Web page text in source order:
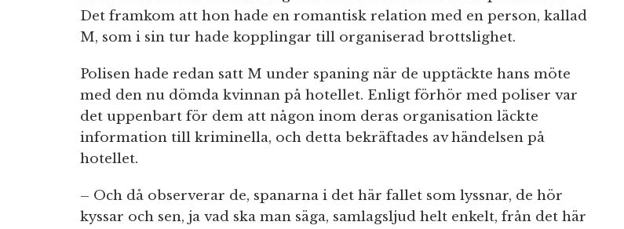
Det framkom att hon hade en romantisk relation med en person, kallad
M, som i sin tur hade kopplingar till organiserad brottslighet.
Polisen hade redan satt M under spaning när de upptäckte hans möte
med den nu dömda kvinnan på hotellet. Enligt förhör med poliser var
det uppenbart för dem att någon inom deras organisation läckte
information till kriminella, och detta bekräftades av händelsen på
hotellet.
– Och då observerar de, spanarna i det här fallet som lyssnar, de hör
kyssar och sen, ja vad ska man säga, samlagsljud helt enkelt, från det här